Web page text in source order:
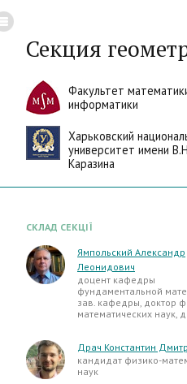
Секция
Факультет
информатики
Харьковский
университет имени
Каразина
СКЛАД СЕКЦІЇ
Ямпольский Александр
Леонидович
доцент кафедры
фундаментальной
зав. кафедры, доктор
математических наук,
Драч Константин
кандидат физико-
наук